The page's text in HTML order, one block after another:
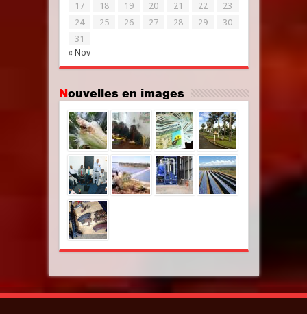
« Nov
17
18 19 20 21 22
23
24
25 26 27 28 29
30
31
Nouvelles en images